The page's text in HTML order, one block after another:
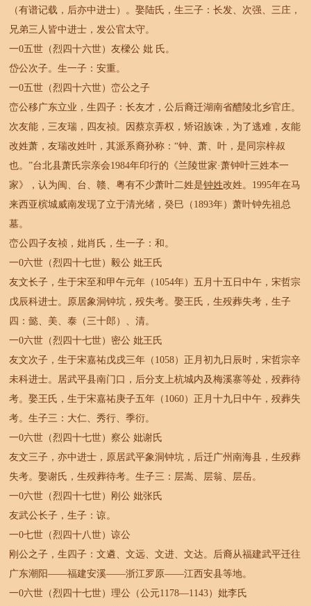
（有谱记载，后亦中进士）。娶陆氏，生三子：长发、次强、三庄，
兄弟三人皆中进士，发公官太守。
一0五世（烈四十六世）友樑公 妣 氏。
岱公次子。生一子：安重。
一0五世（烈四十六世）峦公之子
峦公移广东立业，生四子：长友才，公后裔迁湖南省醴陵北乡官庄。
次友能，三友瑞，四友祯。因蔡京弄权，矫诏族诛，为了逃难，友能
改姓萧，友瑞改姓叶，其派系裔孙称：“钟、萧、叶，是同宗梓叔
也。”台北县萧氏宗亲会1984年印行的《兰陵世家·萧钟叶三姓本一
家》，认为闽、台、赣、粤有不少萧叶二姓是钟姓改姓。1995年在马
来西亚槟城威南发现了立于清光绪，癸巳（1893年）萧叶钟先祖总
墓。
峦公四子友祯，妣肖氏，生一子：和。
一0六世（烈四十七世）毅公 妣王氏
友文长子，生于宋至和甲午元年（1054年）五月十五日中午，宋哲宗
戊辰科进士。原居象洞钟坑，殁失考。娶王氏，生殁葬失考，生子
四：懿、美、泰（三十郎）、清。
一0六世（烈四十七世）密公 妣王氏
友文次子，生于宋嘉祐戊戌三年（1058）正月初九日辰时，宋哲宗辛
未科进士。居武平县南门口，后分支上杭城内及梅溪寨等处，殁葬待
考。娶王氏，生于宋嘉祐庚子五年（1060）正月十九日中午，殁葬失
考。生子三：大仁、秀行、季衍。
一0六世（烈四十七世）察公 妣谢氏
友文三子，亦中进士，原居武平象洞钟坑，后迁广州南海县，生殁葬
失考。娶谢氏，生殁葬待考。生子三：层嵩、层翁、层岳。
一0六世（烈四十七世）刚公 妣张氏
友武公长子，生子：谅。
一0七世（烈四十八世）谅公
刚公之子，生四子：文遴、文远、文进、文达。后裔从福建武平迁往
广东潮阳——福建安溪——浙江罗原——江西安县等地。
一0六世（烈四十七世）理公（公元1178—1143）妣李氏